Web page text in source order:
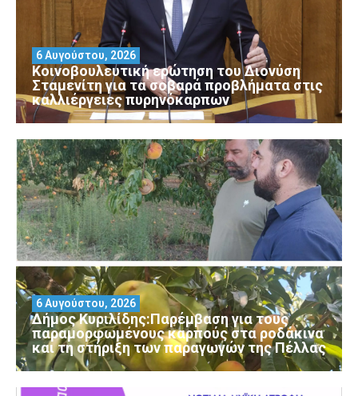
Κοινοβουλευτική ερώτηση του Διονύση
Σταμενίτη για τα σοβαρά προβλήματα στις
καλλιέργειες πυρηνόκαρπων
6 Αυγούστου, 2026
Δήμος Κυριλίδης:Παρέμβαση για τους
παραμορφωμένους καρπούς στα ροδάκινα
και τη στήριξη των παραγωγών της Πέλλας
6 Αυγούστου, 2026